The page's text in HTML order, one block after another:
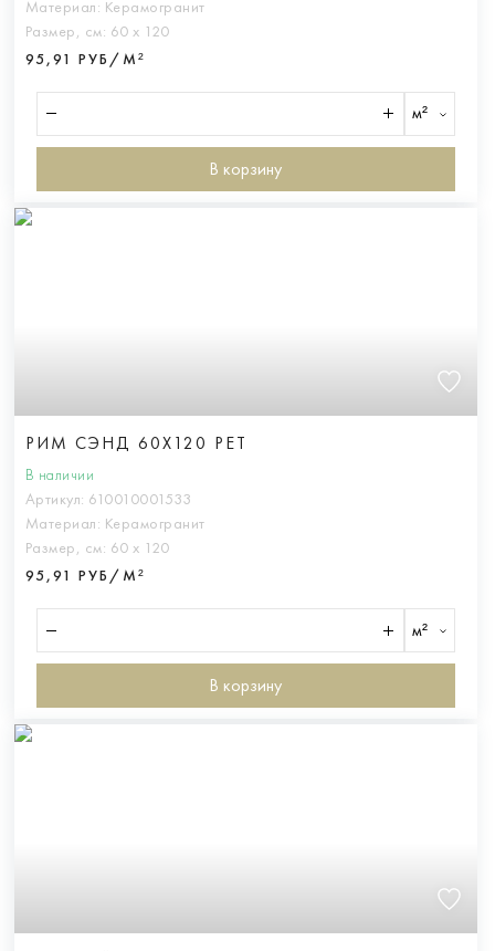
Материал: Керамогранит
Размер, см: 60 х 120
95,91 РУБ/М²
м²
В корзину
РИМ СЭНД 60X120 РЕТ
В наличии
Артикул: 610010001533
Материал: Керамогранит
Размер, см: 60 х 120
95,91 РУБ/М²
м²
В корзину